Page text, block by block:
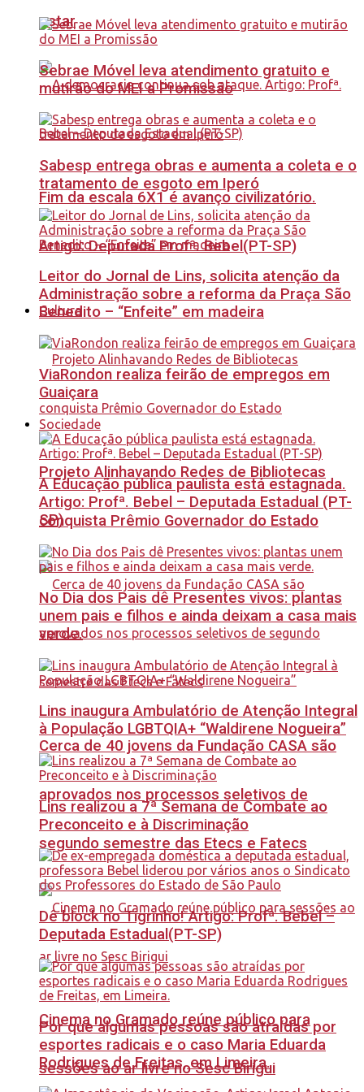
estar
Fim da escala 6X1 é avanço civilizatório.
Artigo: Deputada Profª. Bebel(PT-SP)
Cultura
Projeto Alinhavando Redes de Bibliotecas
conquista Prêmio Governador do Estado
Cerca de 40 jovens da Fundação CASA são
aprovados nos processos seletivos de
segundo semestre das Etecs e Fatecs
Cinema no Gramado reúne público para
sessões ao ar livre no Sesc Birigui
Sebrae Móvel leva atendimento gratuito e
mutirão do MEI a Promissão
Sabesp entrega obras e aumenta a coleta e o
tratamento de esgoto em Iperó
Leitor do Jornal de Lins, solicita atenção da
Administração sobre a reforma da Praça São
Benedito – “Enfeite” em madeira
ViaRondon realiza feirão de empregos em
Guaiçara
Sociedade
A Educação pública paulista está estagnada.
Artigo: Profª. Bebel – Deputada Estadual (PT-
SP)
No Dia dos Pais dê Presentes vivos: plantas
unem pais e filhos e ainda deixam a casa mais
verde.
Lins inaugura Ambulatório de Atenção Integral
à População LGBTQIA+ “Waldirene Nogueira”
Lins realizou a 7ª Semana de Combate ao
Preconceito e à Discriminação
Dê block no Tigrinho! Artigo: Profª. Bebel –
Deputada Estadual(PT-SP)
Por que algumas pessoas são atraídas por
esportes radicais e o caso Maria Eduarda
Rodrigues de Freitas, em Limeira.